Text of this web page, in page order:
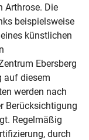
Arthrose. Die
beispielsweise
künstlichen
Ebersberg
auf diesem
werden nach
Berücksichtigung
Regelmäßig
durch